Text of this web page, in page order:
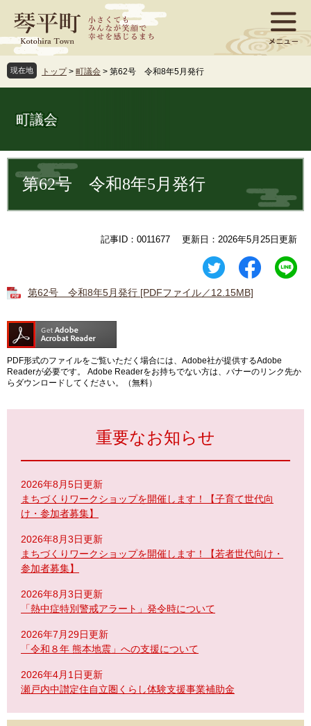
ジ
先
頭
ュ
を
飛
文
現在地 トップ > 町議会 > 第62号 令和8年5月発行
町議会
文 第62号 令和8年5月発行
記事ID：0011677 更新日：2026年5月25日更新
第62号 令和8年5月発行 [PDFファイル／12.15MB]
PDF形式のファイルをご覧いただく場合には、Adobe社が提供するAdobe
Readerが必要です。
Adobe Readerをお持ちでない方は、バナーのリンク先か
らダウンロードしてください。（無料）
重要なお知らせ
2026年8月5日更新
まちづくりワークショップを開催します！【子育て世代向
け・参加者募集】
2026年8月3日更新
まちづくりワークショップを開催します！【若者世代向け・
参加者募集】
2026年8月3日更新
「熱中症特別警戒アラート」発令時について
2026年7月29日更新
「令和８年 熊本地震」への支援について
2026年4月1日更新
瀬戸内中讃定住自立圏くらし体験支援事業補助金